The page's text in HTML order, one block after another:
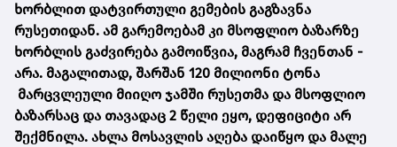
ხორბლით დატვირთული გემების გაგზავნა
რუსეთიდან. ამ გარემოებამ კი მსოფლიო ბაზარზე
ხორბლის გაძვირება გამოიწვია, მაგრამ ჩვენთან -
არა. მაგალითად, შარშან 120 მილიონი ტონა
მარცვლეული მიიღო ჯამში რუსეთმა და მსოფლიო
ბაზარსაც და თავადაც 2 წელი ეყო, დეფიციტი არ
შექმნილა. ახლა მოსავლის აღება დაიწყო და მალე